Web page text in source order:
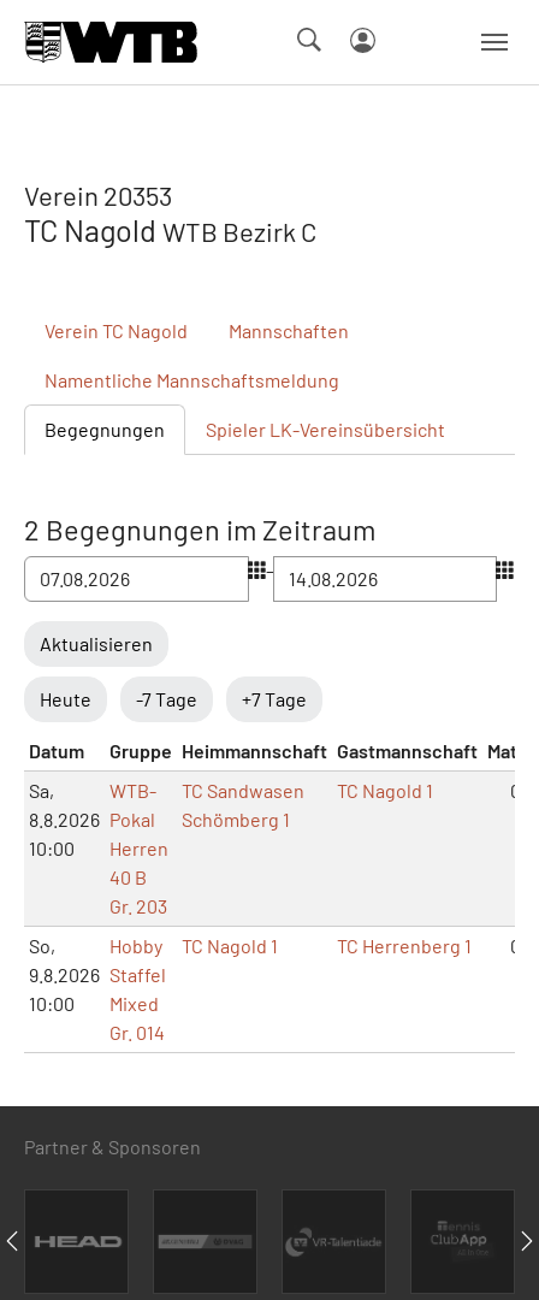
Verein 20353
TC Nagold WTB Bezirk C
Verein TC Nagold Mannschaften
Namentliche Mannschaftsmeldung
Begegnungen Spieler LK-Vereinsübersicht
2 Begegnungen im Zeitraum
–
Aktualisieren
Heute -7 Tage +7 Tage
Datum Gruppe Heimmannschaft Gastmannschaft
Sa,
8.8.2026
10:00
WTB-
Pokal
Herren
40 B
Gr. 203
TC Sandwasen
Schömberg 1
TC Nagold 1 0:0
So,
9.8.2026
10:00
Hobby
Staffel
Mixed
Gr. 014
TC Nagold 1 TC Herrenberg 1 0:0
Partner & Sponsoren